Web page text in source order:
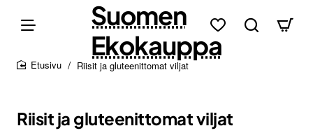
Suomen
Ekokauppa
Riisit ja gluteenittomat viljat
Riisit ja gluteenittomat viljat